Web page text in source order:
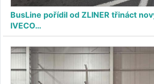
BusLine pořídil od ZLINER třináct
IVECO…